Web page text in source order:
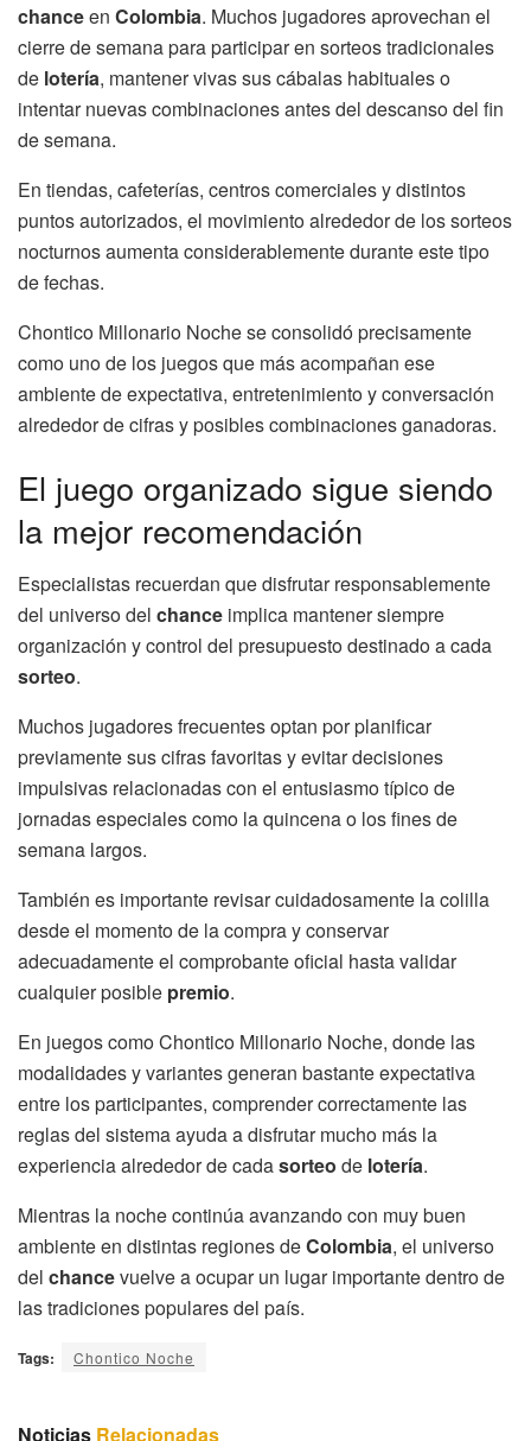
chanceen Colombia. Muchos jugadores aprovechan el
cierre de semana para participar en sorteos tradicionales
de lotería, mantener vivas sus cábalas habituales o
intentar nuevas combinaciones antes del descanso del fin
de semana.
En tiendas, cafeterías, centros comerciales y distintos
puntos autorizados, el movimiento alrededor de los sorteos
nocturnos aumenta considerablemente durante este tipo
de fechas.
Chontico Millonario Noche se consolidó precisamente
como uno de los juegos que más acompañan ese
ambiente de expectativa, entretenimiento y conversación
alrededor de cifras y posibles combinaciones ganadoras.
El juego organizado sigue siendo
la mejor recomendación
Especialistas recuerdan que disfrutar responsablemente
del universo del chance implica mantener siempre
organización y control del presupuesto destinado a cada
sorteo.
Muchos jugadores frecuentes optan por planificar
previamente sus cifras favoritas y evitar decisiones
impulsivas relacionadas con el entusiasmo típico de
jornadas especiales como la quincena o los fines de
semana largos.
También es importante revisar cuidadosamente la colilla
desde el momento de la compra y conservar
adecuadamente el comprobante oficial hasta validar
cualquier posible premio.
En juegos como Chontico Millonario Noche, donde las
modalidades y variantes generan bastante expectativa
entre los participantes, comprender correctamente las
reglas del sistema ayuda a disfrutar mucho más la
experiencia alrededor de cadasorteo de lotería.
Mientras la noche continúa avanzando con muy buen
ambiente en distintas regiones deColombia, el universo
del chancevuelve a ocupar un lugar importante dentro de
las tradiciones populares del país.
Tags: Chontico Noche
Noticias Relacionadas